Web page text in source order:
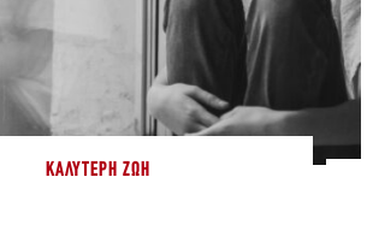
ΚΑΛΎΤΕΡΗ ΖΩΉ